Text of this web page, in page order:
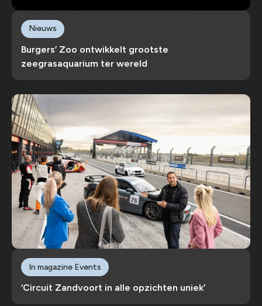
Burgers’ Zoo ontwikkelt grootste
zeegrasaquarium ter wereld
Nieuws
‘Circuit Zandvoort in alle opzichten uniek’
In magazine Events